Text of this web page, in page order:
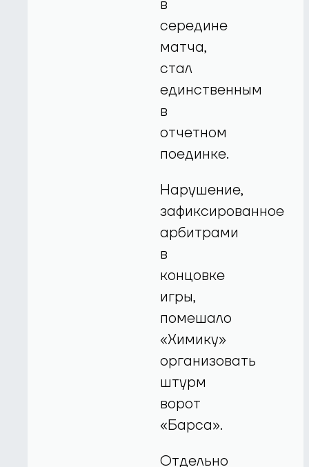
в
середине
матча,
стал
единственным
в
отчетном
поединке.
Нарушение,
зафиксированное
арбитрами
в
концовке
игры,
помешало
«Химику»
организовать
штурм
ворот
«Барса».
Отдельно